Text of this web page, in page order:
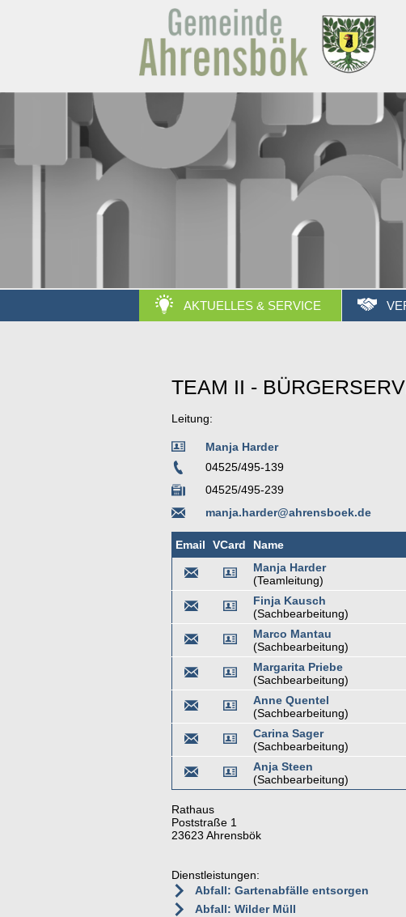
AKTUELLES & SERVICE
TEAM II -
Leitung:
Manja Harder
04525/495-139
04525/495-239
manja.harder@ahrensboek.de
Email VCard Name
Manja Harder
(Teamleitung)
Finja Kausch
(Sachbearbeitung)
Marco Mantau
(Sachbearbeitung)
Margarita Priebe
(Sachbearbeitung)
Anne Quentel
(Sachbearbeitung)
Carina Sager
(Sachbearbeitung)
Anja Steen
(Sachbearbeitung)
Rathaus
Poststraße 1
23623 Ahrensbök
Dienstleistungen:
Abfall: Gartenabfälle entsorgen
Abfall: Wilder Müll